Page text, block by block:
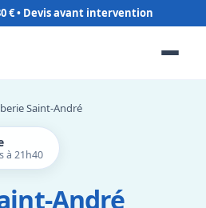
€
Saint-André
à 21h40
André